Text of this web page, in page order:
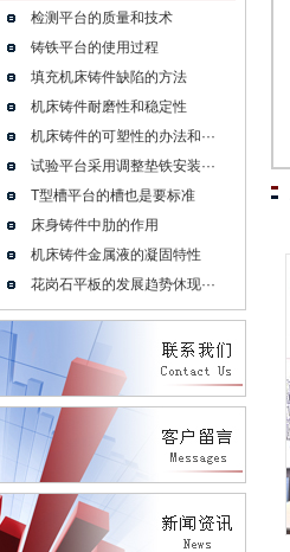
检测平台的质量和技术
铸铁平台的使用过程
填充机床铸件缺陷的方法
机床铸件耐磨性和稳定性
机床铸件的可塑性的办法和···
试验平台采用调整垫铁安装···
T型槽平台的槽也是要标准
床身铸件中肋的作用
机床铸件金属液的凝固特性
花岗石平板的发展趋势休现···
联系我们